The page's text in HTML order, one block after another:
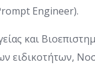
Engineer).
και
ειδικοτήτων,